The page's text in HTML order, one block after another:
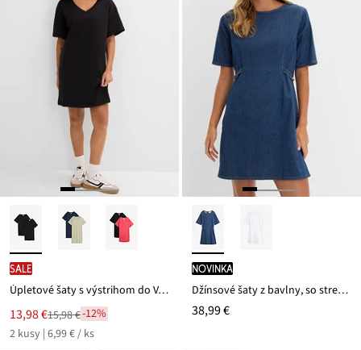
SALE
Úpletové šaty s výstrihom do V, oversized (2 ks v balení)
Nová
cena
je
13,98 €
Zľava
z
15,98 €-12%
2 kusy | 6,99 € / ks
novinka
Džínsové šaty z bavlny, so strečom
38,99 €